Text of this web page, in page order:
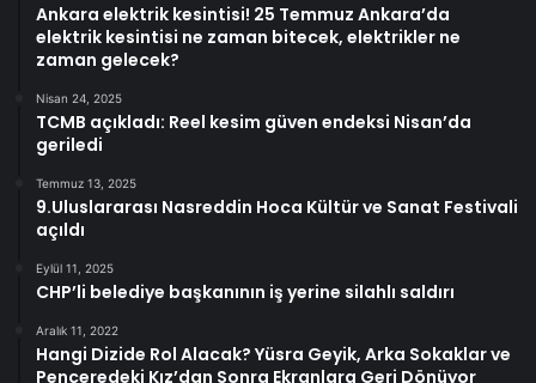
Ankara elektrik kesintisi! 25 Temmuz Ankara’da
elektrik kesintisi ne zaman bitecek, elektrikler ne
zaman gelecek?
Nisan 24, 2025
TCMB açıkladı: Reel kesim güven endeksi Nisan’da
geriledi
Temmuz 13, 2025
9.Uluslararası Nasreddin Hoca Kültür ve Sanat Festivali
açıldı
Eylül 11, 2025
CHP’li belediye başkanının iş yerine silahlı saldırı
Aralık 11, 2022
Hangi Dizide Rol Alacak? Yüsra Geyik, Arka Sokaklar ve
Penceredeki Kız’dan Sonra Ekranlara Geri Dönüyor